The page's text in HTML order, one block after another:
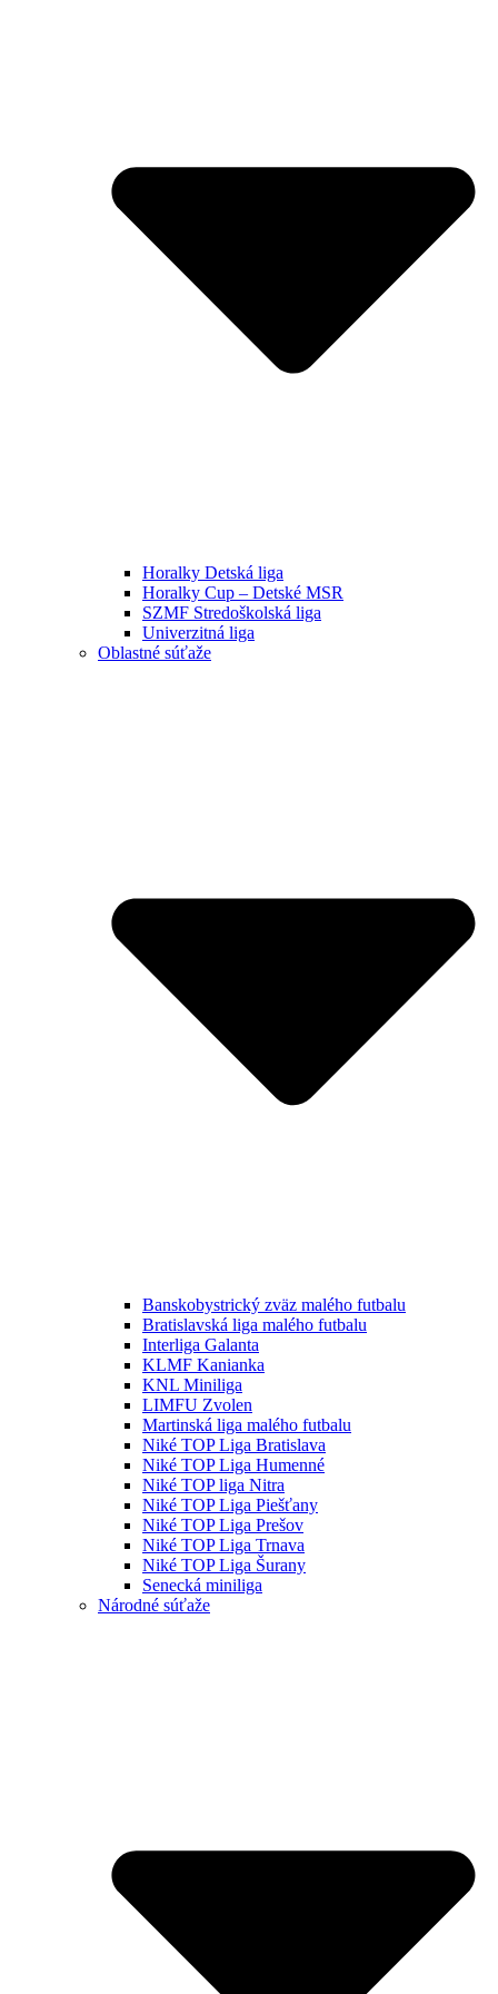
Horalky Detská liga
Horalky Cup – Detské MSR
SZMF Stredoškolská liga
Univerzitná liga
Oblastné súťaže
Banskobystrický zväz malého futbalu
Bratislavská liga malého futbalu
Interliga Galanta
KLMF Kanianka
KNL Miniliga
LIMFU Zvolen
Martinská liga malého futbalu
Niké TOP Liga Bratislava
Niké TOP Liga Humenné
Niké TOP liga Nitra
Niké TOP Liga Piešťany
Niké TOP Liga Prešov
Niké TOP Liga Trnava
Niké TOP Liga Šurany
Senecká miniliga
Národné súťaže